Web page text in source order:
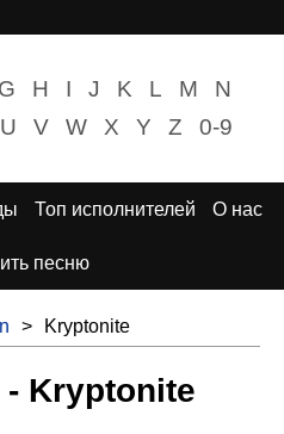
G H I J K L M
N
U V W X Y Z 0-9
Топ исполнителей О нас
песню
> Kryptonite
- Kryptonite